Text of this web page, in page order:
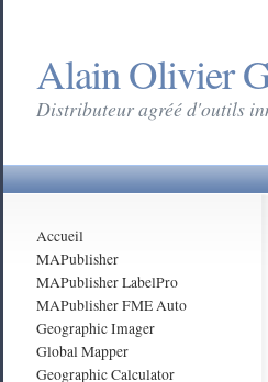
Alain Olivier
Distributeur agréé d'outils
Accueil
MAPublisher
MAPublisher LabelPro
MAPublisher FME Auto
Geographic Imager
Global Mapper
Geographic Calculator